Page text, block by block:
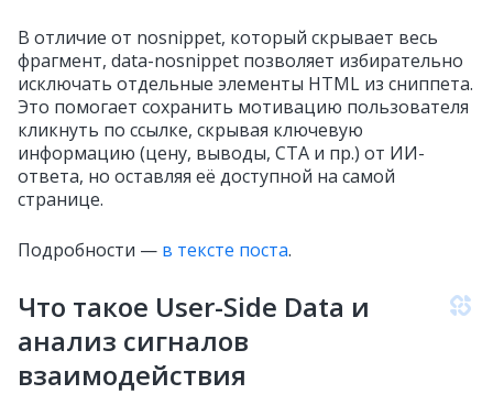
В отличие от nosnippet, который скрывает весь
фрагмент, data-nosnippet позволяет избирательно
исключать отдельные элементы HTML из сниппета.
Это помогает сохранить мотивацию пользователя
кликнуть по ссылке, скрывая ключевую
информацию (цену, выводы, CTA и пр.) от ИИ-
ответа, но оставляя её доступной на самой
странице.
Подробности — в тексте поста.
Что такое User-Side Data и
анализ сигналов
взаимодействия